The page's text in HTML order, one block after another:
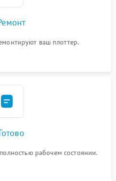
ваш плоттер.
рабочем состоянии.